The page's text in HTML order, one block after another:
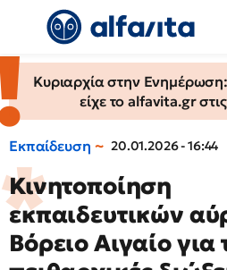
Κυριαρχία στην
είχε το alfavita.gr
Εκπαίδευση 20.01.2026 - 16:44
Κινητοποίηση
εκπαιδευτικών
Βόρειο Αιγαίο για